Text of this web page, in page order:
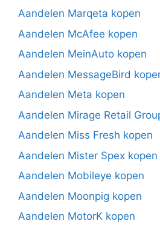
Aandelen Marqeta kopen
Aandelen McAfee kopen
Aandelen MeinAuto kopen
Aandelen MessageBird
Aandelen Meta kopen
Aandelen Mirage Retail
Aandelen Miss Fresh kopen
Aandelen Mister Spex kopen
Aandelen Mobileye kopen
Aandelen Moonpig kopen
Aandelen MotorK kopen